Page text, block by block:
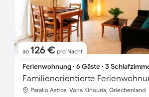
ab 126 € pro Nacht
Ferienwohnung ∙ 6 Gäste ∙ 3
Paralio Astros, Voria Kinouria, Griechenland